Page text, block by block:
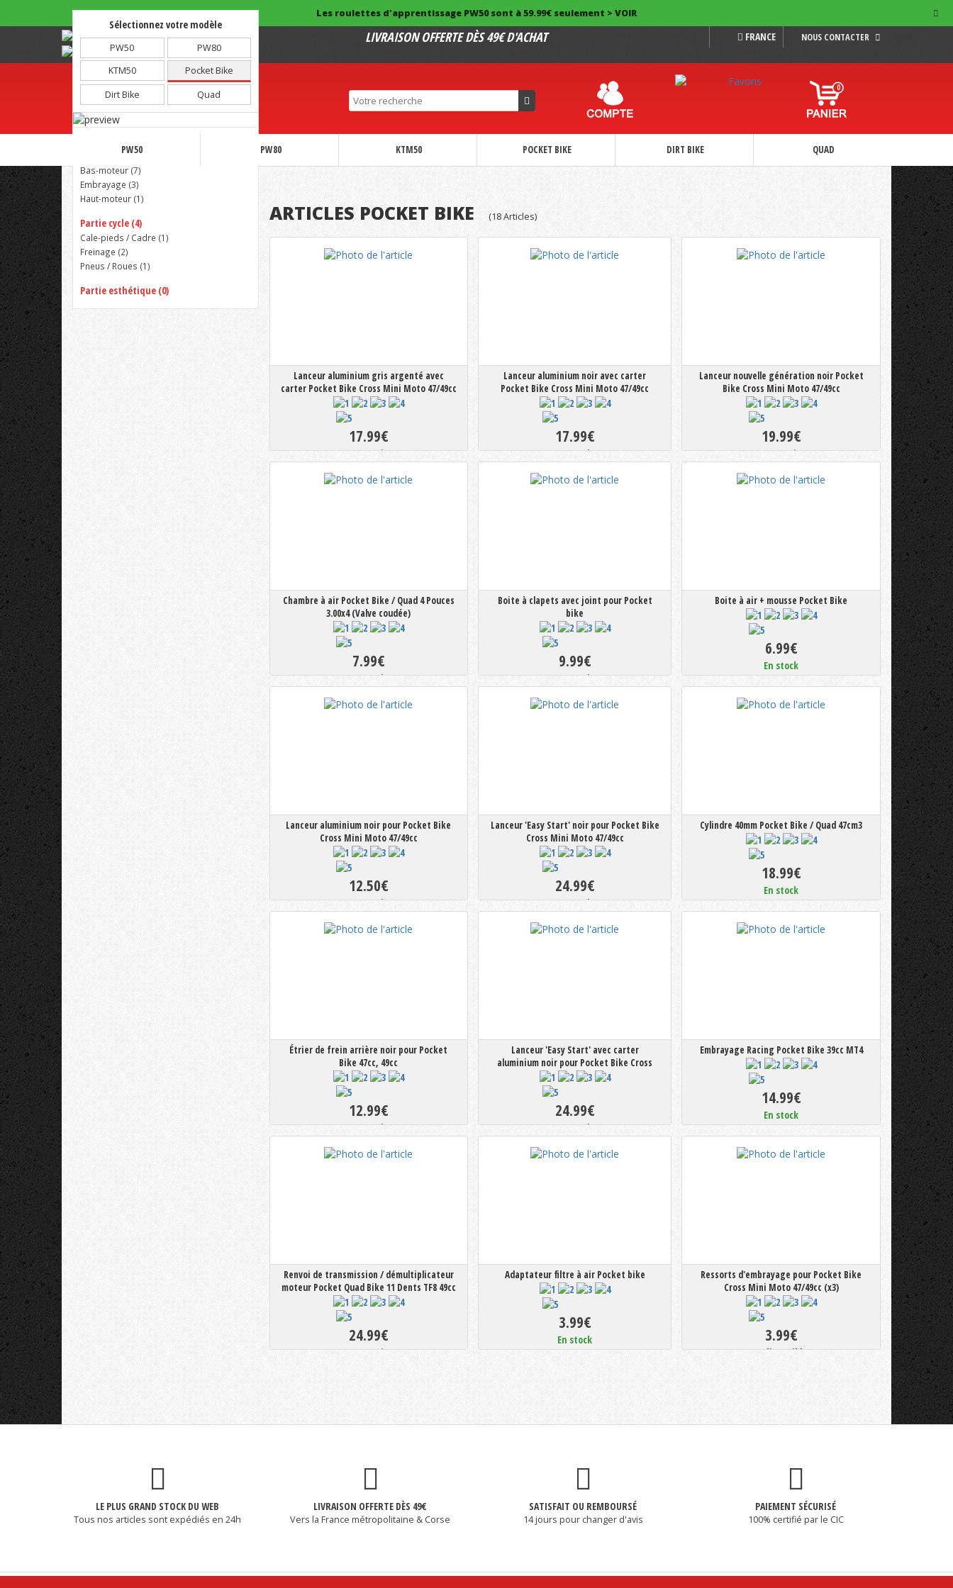
Les roulettes d'apprentissage PW50 sont à 59.99€ seulement > VOIR
Note : 4.81/5 - 1973 avis LIVRAISON OFFERTE DÈS 49€ D'ACHAT NOUS CONTACTER
FRANCE
0
PW50 PW80 KTM50 POCKET BIKE DIRT BIKE QUAD
Accueil Pocket Bike
Sélectionnez votre modèle
PW50
PW80
KTM50
Pocket Bike
Dirt Bike
Quad
Admission (3)
Bas-moteur (7)
Embrayage (3)
Haut-moteur (1)
Partie cycle (4)
Cale-pieds / Cadre (1)
Freinage (2)
Pneus / Roues (1)
Partie esthétique (0)
ARTICLES POCKET BIKE (18Articles)
Lanceur aluminium gris argenté avec
carter Pocket Bike Cross Mini Moto 47/49cc
17.99€
En stock
Lanceur aluminium noir avec carter
Pocket Bike Cross Mini Moto 47/49cc
17.99€
En stock
Lanceur nouvelle génération noir Pocket
Bike Cross Mini Moto 47/49cc
19.99€
En stock
Chambre à air Pocket Bike / Quad 4 Pouces
3.00x4 (Valve coudée)
7.99€
En stock
Boite à clapets avec joint pour Pocket
bike
9.99€
En stock
Boite à air + mousse Pocket Bike
6.99€
En stock
Lanceur aluminium noir pour Pocket Bike
Cross Mini Moto 47/49cc
12.50€
En stock
Lanceur 'Easy Start' noir pour Pocket Bike
Cross Mini Moto 47/49cc
24.99€
En stock
Cylindre 40mm Pocket Bike / Quad 47cm3
18.99€
En stock
Étrier de frein arrière noir pour Pocket
Bike 47cc, 49cc
12.99€
En stock
Lanceur 'Easy Start' avec carter
aluminium noir pour Pocket Bike Cross
Mini Moto 47/49cc
24.99€
En stock
Embrayage Racing Pocket Bike 39cc MT4
14.99€
En stock
Renvoi de transmission / démultiplicateur
moteur Pocket Quad Bike 11 Dents TF8 49cc
24.99€
En stock
Adaptateur filtre à air Pocket bike
3.99€
En stock
Ressorts d'embrayage pour Pocket Bike
Cross Mini Moto 47/49cc (x3)
3.99€
Indisponible
LE PLUS GRAND STOCK DU WEB
Tous nos articles sont expédiés en 24h
LIVRAISON OFFERTE DÈS 49€
Vers la France métropolitaine & Corse
SATISFAIT OU REMBOURSÉ
14 jours pour changer d'avis
PAIEMENT SÉCURISÉ
100% certifié par le CIC